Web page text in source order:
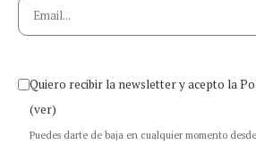
Quiero recibir la newsletter y acepto la
(ver)
Puedes darte de baja en cualquier momento